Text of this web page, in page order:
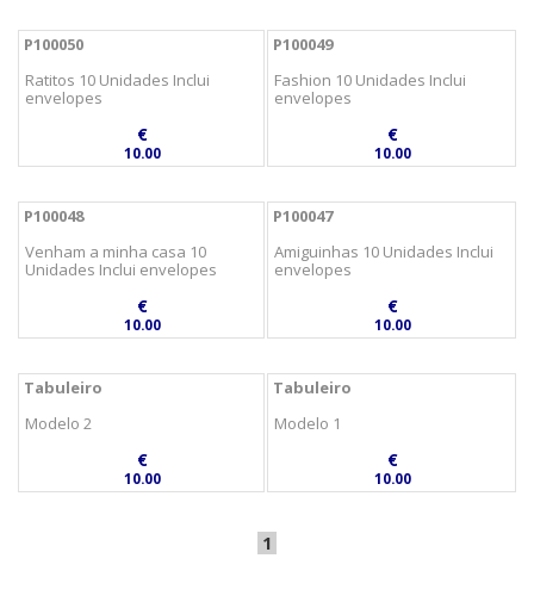
P100050
Ratitos 10 Unidades Inclui
envelopes
€
10.00
P100049
Fashion 10 Unidades Inclui
envelopes
€
10.00
P100048
Venham a minha casa 10
Unidades Inclui envelopes
€
10.00
P100047
Amiguinhas 10 Unidades Inclui
envelopes
€
10.00
Tabuleiro
Modelo 2
€
10.00
Tabuleiro
Modelo 1
€
10.00
1